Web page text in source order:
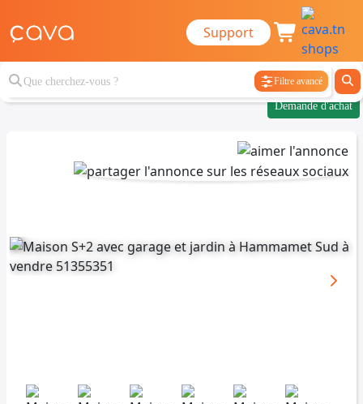
Support
Filtre avancé
Demande d'achat